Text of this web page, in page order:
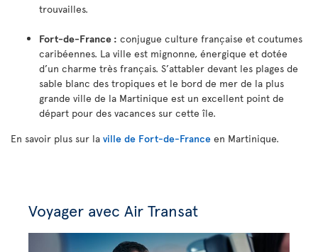
trouvailles.
Fort-de-France : conjugue culture française et coutumes
caribéennes. La ville est mignonne, énergique et dotée
d’un charme très français. S’attabler devant les plages de
sable blanc des tropiques et le bord de mer de la plus
grande ville de la Martinique est un excellent point de
départ pour des vacances sur cette île.
En savoir plus sur la ville de Fort-de-France en Martinique.
Voyager avec Air Transat